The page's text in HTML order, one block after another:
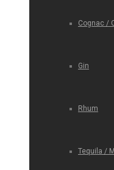
Cognac /
Gin
Rhum
Tequila /